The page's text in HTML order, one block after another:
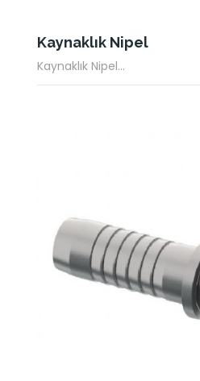
Kaynaklık Nipel
Kaynaklık Nipel...